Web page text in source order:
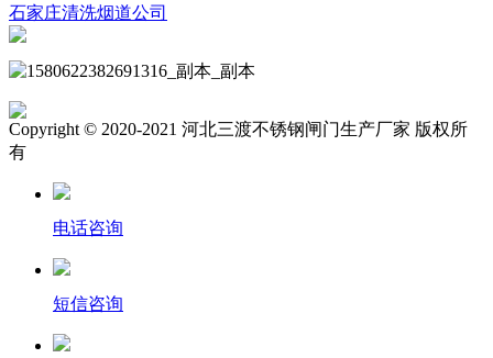
石家庄清洗烟道公司
Copyright © 2020-2021 河北三渡不锈钢闸门生产厂家 版权所
有
电话咨询
短信咨询